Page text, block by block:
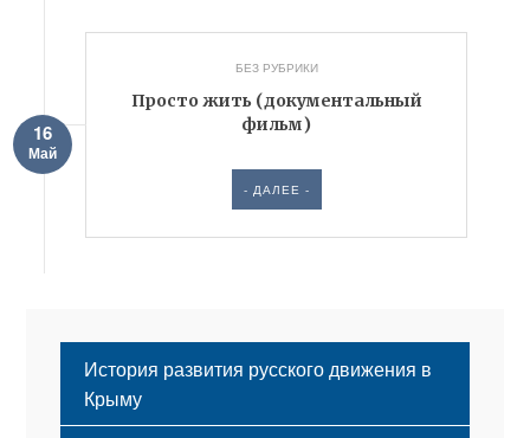
БЕЗ РУБРИКИ
Просто жить (документальный
фильм)
16
Май
- ДАЛЕЕ -
История развития русского движения в
Крыму